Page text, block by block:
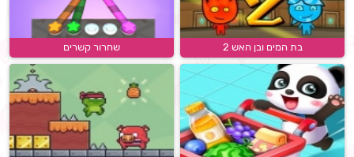
בת המים ובן האש 2 שחרור קשרים